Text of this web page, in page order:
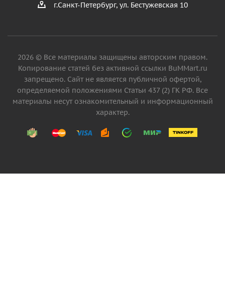
г.Санкт-Петербург, ул. Бестужевская 10
2026 © Все материалы защищены авторским правом.
Копирование статей без активной ссылки BuMMart.ru
запрещено. Сайт не является публичной офертой,
определяемой положениями Статьи 437 (2) ГК РФ. Все
материалы несут ознакомительный и информационный
характер.